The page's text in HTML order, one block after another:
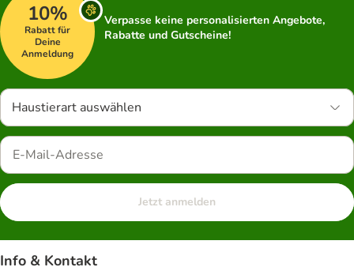
10%
Rabatt für
Deine
Anmeldung
Verpasse keine personalisierten Angebote,
Rabatte und Gutscheine!
Haustierart auswählen
Jetzt anmelden
Info & Kontakt